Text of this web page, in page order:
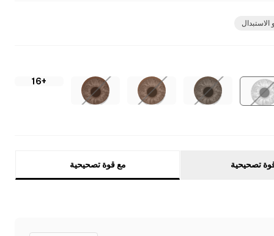
الاستبدال
+16
تصحيحية مع قوة تصحيحية